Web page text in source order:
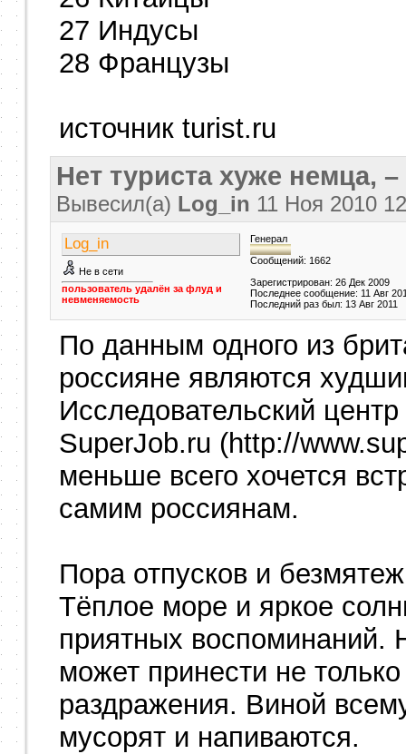
27 Индусы
28 Французы
источник turist.ru
Нет туриста хуже немца,
Вывесил(a) Log_in 11 Ноя 2010
Log_in
Не в сети
пользователь удалён за флуд и
невменяемость
Генерал
Сообщений: 1662
Зарегистрирован: 26 Дек 2009
Последнее сообщение: 11 Авг
Последний раз был: 13 Авг 2011
По данным одного из
россияне являются
Исследовательский центр
SuperJob.ru (http://
меньше всего хочется
самим россиянам.
Пора отпусков и
Тёплое море и яркое
приятных воспоминаний.
может принести не
раздражения. Виной
мусорят и напиваются.